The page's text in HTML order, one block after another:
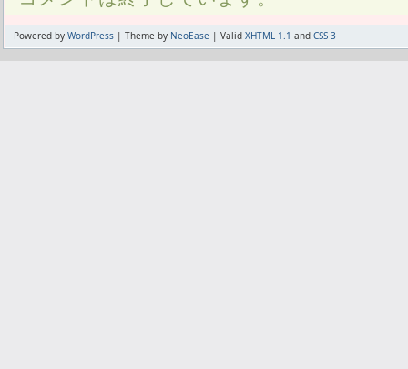
Powered by WordPress | Theme by NeoEase | Valid XHTML 1.1 and CSS 3